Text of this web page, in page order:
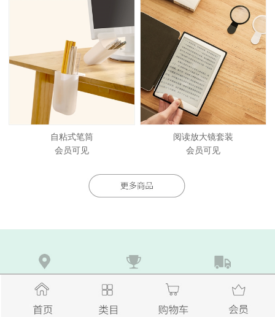
自粘式笔筒
会员可见
阅读放大镜套装
会员可见